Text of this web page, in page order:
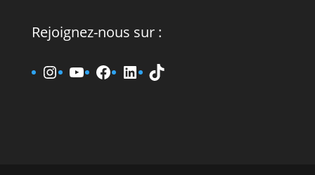
Rejoignez-nous sur :
www.instagram.fr/cvifs
YouTube
www.facebook.fr/cvifs
www.linkedin.fr/
TikTok